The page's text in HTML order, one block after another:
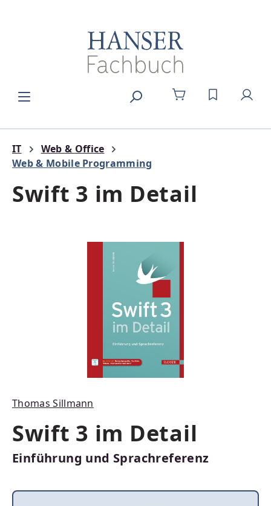
DU HAST 0
IT
Web & Office
Web & Mobile Programming
Swift 3 im Detail
Thomas Sillmann
Swift 3 im Detail
Einführung und Sprachreferenz